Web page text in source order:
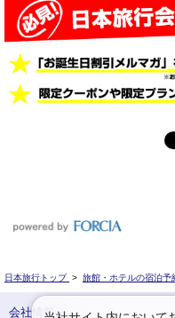
日本旅行トップ > 旅館・ホテルの宿泊予
会社情報